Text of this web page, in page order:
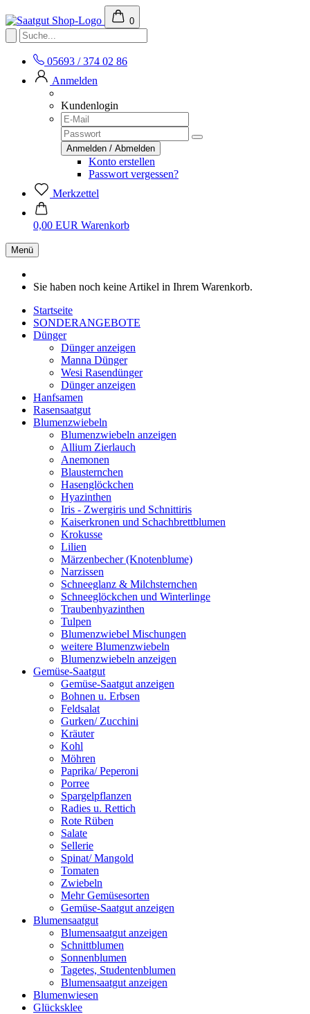
0
05693 / 374 02 86
Anmelden
Kundenlogin
Konto erstellen
Passwort vergessen?
Merkzettel
0,00 EUR Warenkorb
Menü
Sie haben noch keine Artikel in Ihrem Warenkorb.
Startseite
SONDERANGEBOTE
Dünger
Dünger anzeigen
Manna Dünger
Wesi Rasendünger
Dünger anzeigen
Hanfsamen
Rasensaatgut
Blumenzwiebeln
Blumenzwiebeln anzeigen
Allium Zierlauch
Anemonen
Blausternchen
Hasenglöckchen
Hyazinthen
Iris - Zwergiris und Schnittiris
Kaiserkronen und Schachbrettblumen
Krokusse
Lilien
Märzenbecher (Knotenblume)
Narzissen
Schneeglanz & Milchsternchen
Schneeglöckchen und Winterlinge
Traubenhyazinthen
Tulpen
Blumenzwiebel Mischungen
weitere Blumenzwiebeln
Blumenzwiebeln anzeigen
Gemüse-Saatgut
Gemüse-Saatgut anzeigen
Bohnen u. Erbsen
Feldsalat
Gurken/ Zucchini
Kräuter
Kohl
Möhren
Paprika/ Peperoni
Porree
Spargelpflanzen
Radies u. Rettich
Rote Rüben
Salate
Sellerie
Spinat/ Mangold
Tomaten
Zwiebeln
Mehr Gemüsesorten
Gemüse-Saatgut anzeigen
Blumensaatgut
Blumensaatgut anzeigen
Schnittblumen
Sonnenblumen
Tagetes, Studentenblumen
Blumensaatgut anzeigen
Blumenwiesen
Glücksklee